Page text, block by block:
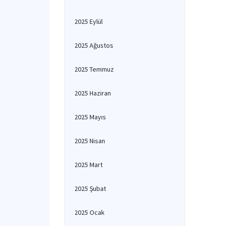
2025 Eylül
2025 Ağustos
2025 Temmuz
2025 Haziran
2025 Mayıs
2025 Nisan
2025 Mart
2025 Şubat
2025 Ocak